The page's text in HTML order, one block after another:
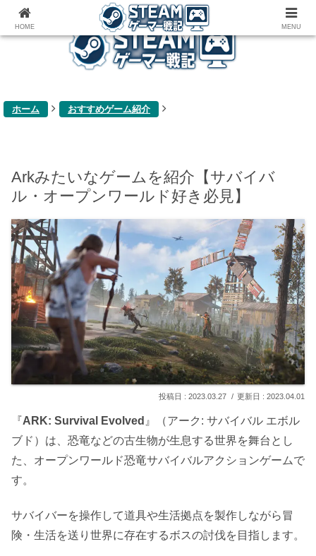
ゲーム関連雑記ブログ
ホーム おすすめゲーム紹介
Arkみたいなゲームを紹介【サバイバ
ル・オープンワールド好き必見】
2023.03.27 2023.04.01
『ARK: Survival Evolved 』（アーク: サバイバル エボル
ブド）は、恐竜などの古生物が生息する世界を舞台とし
た、オープンワールド恐竜サバイバルアクションゲームで
す。
サバイバーを操作して道具や生活拠点を製作しながら冒
険・生活を送り世界に存在するボスの討伐を目指します。
HOME MENU